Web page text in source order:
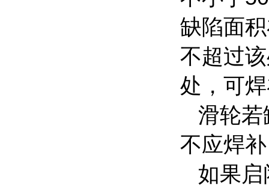
缺陷面
不超过
处，可
滑轮若
不应焊
如果